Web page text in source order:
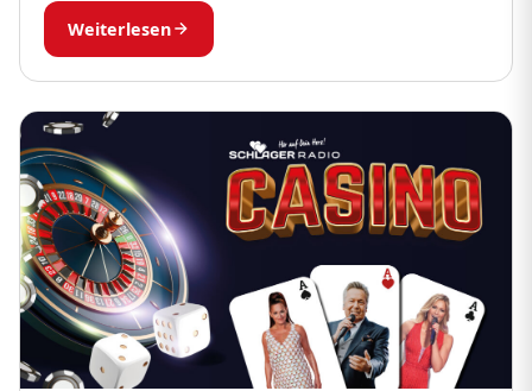
Campingplatz oder auf dem Stadtfest. Laden Sie uns...
Weiterlesen